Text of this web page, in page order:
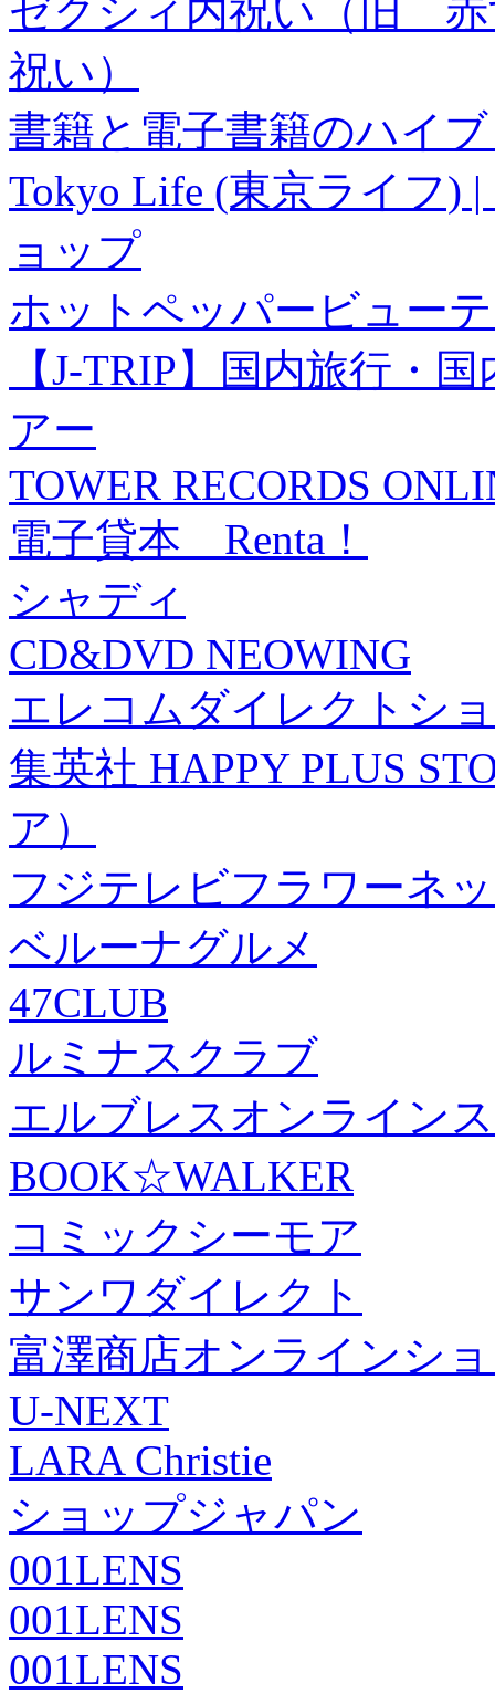
ゼクシィ内祝い（旧 赤
祝い）
書籍と電子書籍のハイ
Tokyo Life (東京ライフ)
ョップ
ホットペッパービュー
【J-TRIP】国内旅行・
アー
TOWER RECORDS
電子貸本 Renta！
シャディ
CD&DVD NEOWING
エレコムダイレクトシ
集英社 HAPPY PLUS
ア）
フジテレビフラワーネ
ベルーナグルメ
47CLUB
ルミナスクラブ
エルブレスオンライン
BOOK☆WALKER
コミックシーモア
サンワダイレクト
富澤商店オンラインシ
U-NEXT
LARA Christie
ショップジャパン
001LENS
001LENS
001LENS